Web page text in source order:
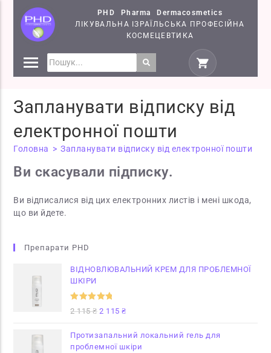
PHD Pharma Dermacosmetics
ЛІКУВАЛЬНА ІЗРАЇЛЬСЬКА ПРОФЕСІЙНА
КОСМЕЦЕВТИКА
КОСМЕЦЕВТИКИ PHD
Запланувати відписку від
електронної пошти
Головна > Запланувати відписку від електронної пошти
Ви скасували підписку.
Ви відписалися від цих електронних листів і мені шкода,
що ви йдете.
Препарати PHD
ВІДНОВЛЮВАЛЬНИЙ КРЕМ ДЛЯ ПРОБЛЕМНОЇ
ШКІРИ
Оцінено в
2 115₴ 2 115₴
Протизапальний локальний гель для
проблемної шкіри